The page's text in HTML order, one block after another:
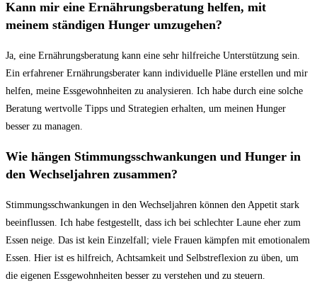
Kann mir eine Ernährungsberatung⁤ helfen, mit
meinem ständigen⁢ Hunger umzugehen?
Ja, eine Ernährungsberatung ⁣kann eine sehr hilfreiche Unterstützung sein.‌
Ein erfahrener Ernährungsberater kann individuelle Pläne erstellen ​und mir
⁤helfen, ‍meine ​Essgewohnheiten zu analysieren. Ich habe durch eine solche‍
Beratung wertvolle Tipps und Strategien ⁢erhalten, um ⁣meinen Hunger
besser zu managen.
Wie hängen Stimmungsschwankungen und Hunger in
den Wechseljahren‍ zusammen?
Stimmungsschwankungen in den Wechseljahren können den Appetit stark
beeinflussen. Ich habe festgestellt,⁢ dass ich bei ⁢schlechter ‌Laune‌ eher zum‌
Essen neige. Das ist kein Einzelfall; viele Frauen kämpfen mit‌ emotionalem
Essen. Hier ‌ist es hilfreich, ⁤Achtsamkeit und Selbstreflexion zu üben, um
die eigenen ⁤Essgewohnheiten besser ⁤zu verstehen und zu steuern.